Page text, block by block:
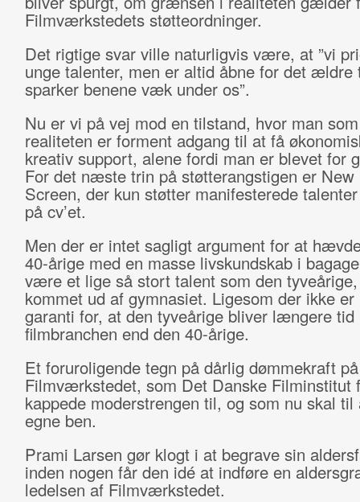
Filmværkstedets støtteordninger.
Det rigtige svar ville naturligvis være, at ”vi
unge talenter, men er altid åbne for det ældre
sparker benene væk under os”.
Nu er vi på vej mod en tilstand, hvor man
realiteten er forment adgang til at få
kreativ support, alene fordi man er blevet for
For det næste trin på støtterangstigen er New
Screen, der kun støtter manifesterede
på cv’et.
Men der er intet sagligt argument for at
40-årige med en masse livskundskab i
være et lige så stort talent som den
kommet ud af gymnasiet. Ligesom der ikke er
garanti for, at den tyveårige bliver længere tid
filmbranchen end den 40-årige.
Et foruroligende tegn på dårlig dømmekraft på
Filmværkstedet, som Det Danske Filminstitut
kappede moderstrengen til, og som nu skal til
egne ben.
Prami Larsen gør klogt i at begrave sin
inden nogen får den idé at indføre en
ledelsen af Filmværkstedet.